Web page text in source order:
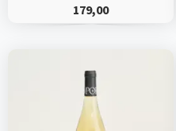
179,00